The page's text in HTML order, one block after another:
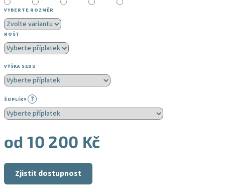
VYBERTE ROZMĚR
ROŠT
VÝŠKA SEDU
ŠUPLÍKY ?
od10 200 Kč
cena:Zjistit dostupnost